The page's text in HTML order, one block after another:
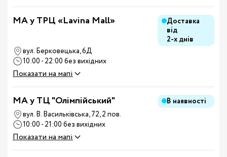
MA у ТРЦ «Lavina Mall»
Доставка
від
2-х днів
вул. Берковецька, 6Д
10:00 - 22:00 без вихідних
Показати на мапі
MA у ТЦ "Олімпійський"
В наявності
вул. В. Васильківська, 72, 2 пов.
10:00 - 21:00 без вихідних
Показати на мапі